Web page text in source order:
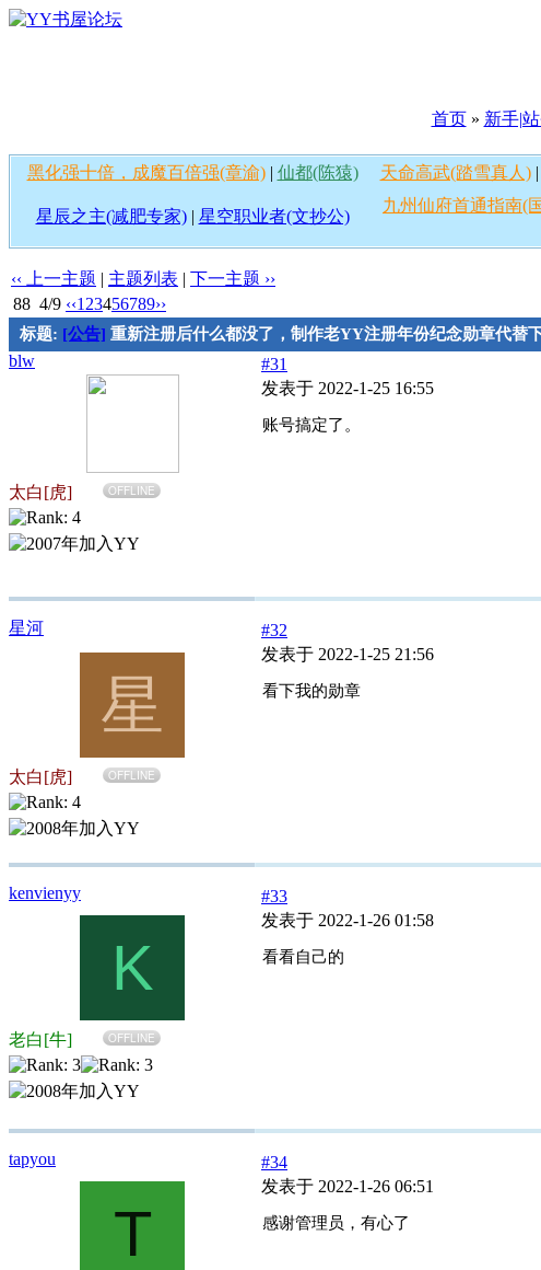
首页» 新手|
黑化强十倍，成魔百倍强(章渝)| 仙都(陈猿) 天命高武(踏雪真人)|
星辰之主(减肥专家)| 星空职业者(文抄公)
九州仙府首通指南(
‹‹ 上一主题 | 主题列表 | 下一主题 ››
88 4/9 ‹‹1 23456789››
标题: [公告] 重新注册后什么都没了，制作老YY注册年份纪念勋章代替
blw
太白[虎] OFFLINE
#31
发表于 2022-1-25 16:55
账号搞定了。
星河
星
太白[虎] OFFLINE
#32
发表于 2022-1-25 21:56
看下我的勋章
kenvienyy
K
老白[牛] OFFLINE
#33
发表于 2022-1-26 01:58
看看自己的
tapyou
T
#34
发表于 2022-1-26 06:51
感谢管理员，有心了